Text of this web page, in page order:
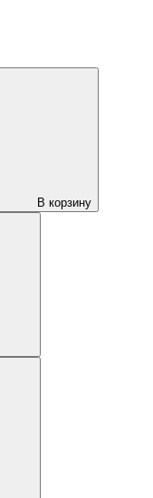
В корзину